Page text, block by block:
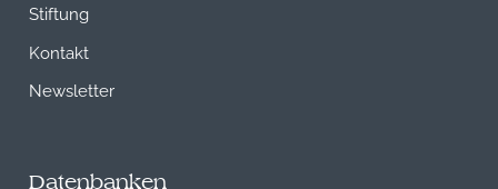
Stiftung
Kontakt
Newsletter
Datenbanken